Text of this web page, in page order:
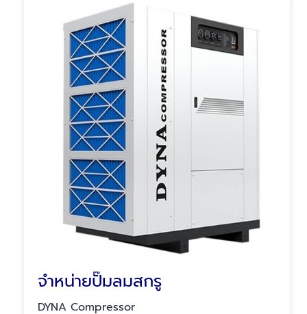
จำหน่ายปั๊มลมสกรู
DYNA Compressor